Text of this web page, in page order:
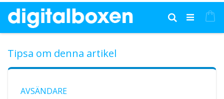
till
innehållet
Sök
Tipsa om denna artikel
AVSÄNDARE